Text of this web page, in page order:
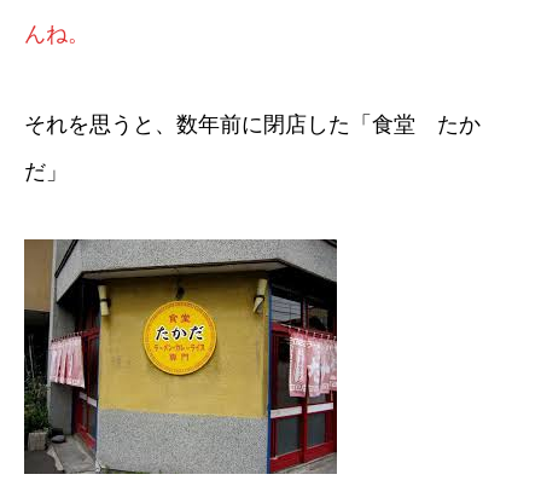
んね。
それを思うと、数年前に閉店した「食堂 たか
だ」